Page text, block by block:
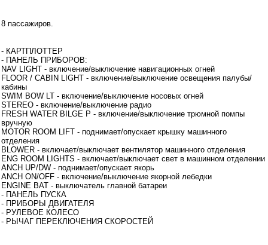
8 пассажиров.
- КАРТПЛОТТЕР
- ПАНЕЛЬ ПРИБОРОВ:
NAV LIGHT - включение/выключение навигационных огней
FLOOR / CABIN LIGHT - включение/выключение освещения палубы/
кабины
SWIM BOW LT - включение/выключение носовых огней
STEREO - включение/выключение радио
FRESH WATER BILGE P - включение/выключение трюмной помпы
вручную
MOTOR ROOM LIFT - поднимает/опускает крышку машинного
отделения
BLOWER - включает/выключает вентилятор машинного отделения
ENG ROOM LIGHTS - включает/выключает свет в машинном отделении
ANCH UP/DW - поднимает/опускает якорь
ANCH ON/OFF - включение/выключение якорной лебедки
ENGINE BAT - выключатель главной батареи
- ПАНЕЛЬ ПУСКА
- ПРИБОРЫ ДВИГАТЕЛЯ
- РУЛЕВОЕ КОЛЕСО
- РЫЧАГ ПЕРЕКЛЮЧЕНИЯ СКОРОСТЕЙ